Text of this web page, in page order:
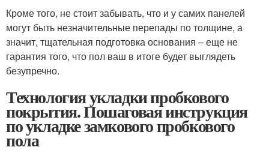
Кроме того, не стоит забывать, что и у самих панелей
могут быть незначительные перепады по толщине, а
значит, тщательная подготовка основания – еще не
гарантия того, что пол ваш в итоге будет выглядеть
безупречно.
Технология укладки пробкового
покрытия. Пошаговая инструкция
по укладке замкового пробкового
пола